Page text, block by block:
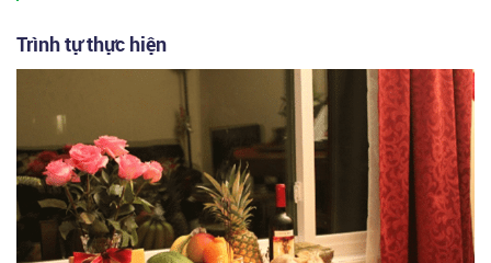
Trình tự thực hiện